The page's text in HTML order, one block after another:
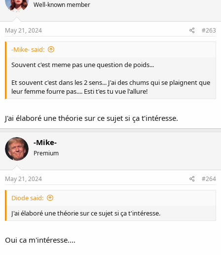
Well-known member
May 21, 2024 #263
-Mike- said:
Souvent c'est meme pas une question de poids...
Et souvent c'est dans les 2 sens... J'ai des chums qui se plaignent que
leur femme fourre pas.... Esti t'es tu vue l'allure!
J'ai élaboré une théorie sur ce sujet si ça t'intéresse.
-Mike-
Premium
May 21, 2024 #264
Diode said:
J'ai élaboré une théorie sur ce sujet si ça t'intéresse.
Oui ca m'intéresse....